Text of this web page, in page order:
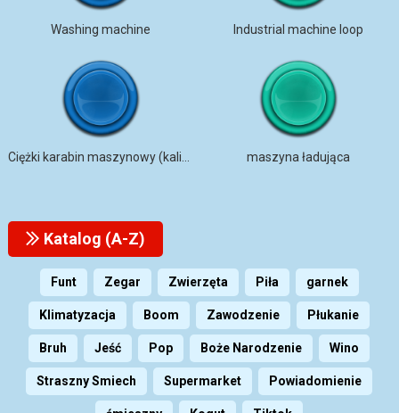
Washing machine Industrial machine loop
maszyna ładująca
Katalog (A-Z)
Funt Zegar Zwierzęta Piła garnek
Klimatyzacja Boom Zawodzenie Płukanie
Bruh Jeść Pop Boże Narodzenie Wino
Straszny Smiech Supermarket Powiadomienie